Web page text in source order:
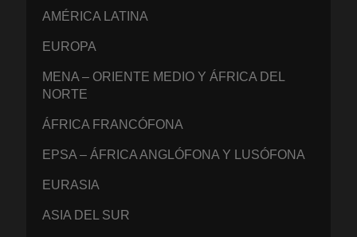
AMÉRICA LATINA
EUROPA
MENA – ORIENTE MEDIO Y ÁFRICA DEL
NORTE
ÁFRICA FRANCÓFONA
EPSA – ÁFRICA ANGLÓFONA Y LUSÓFONA
EURASIA
ASIA DEL SUR